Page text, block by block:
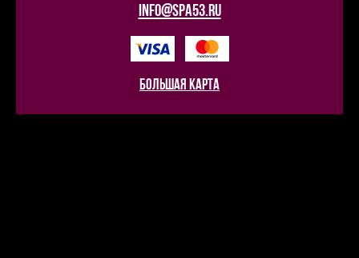
info@spa53.ru
большая карта